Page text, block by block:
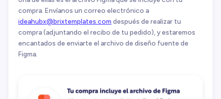
compra. Envíanos un correo electrónico a
ideahubx@brixtemplates.com después de realizar tu
compra (adjuntando el recibo de tu pedido), y estaremos
encantados de enviarte el archivo de diseño fuente de
Figma.